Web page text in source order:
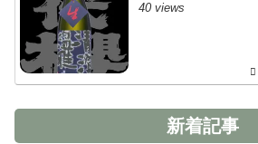
40 views
新着記事